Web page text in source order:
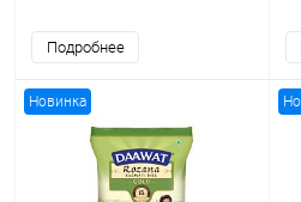
Подробнее
Новинка